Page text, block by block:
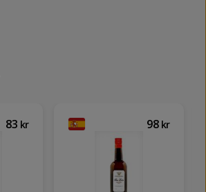
83 kr 98 kr